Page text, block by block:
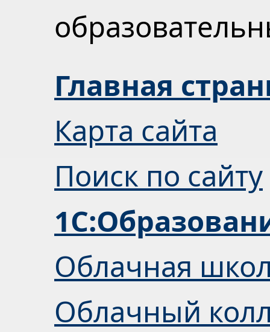
Главная
Карта сайта
Поиск по сайту
Облачная
Облачный